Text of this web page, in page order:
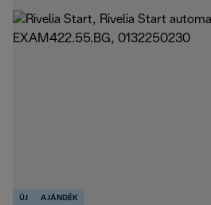
ÚJ AJÁNDÉK